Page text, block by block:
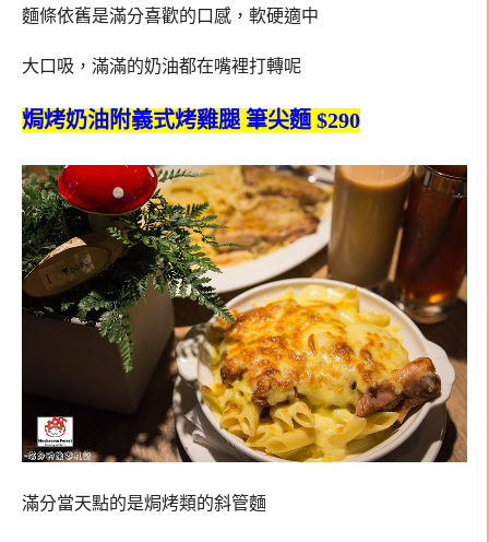
麵條依舊是滿分喜歡的口感，軟硬適中
大口吸，滿滿的奶油都在嘴裡打轉呢
焗烤奶油附義式烤雞腿 筆尖麵 $290
滿分當天點的是焗烤類的斜管麵